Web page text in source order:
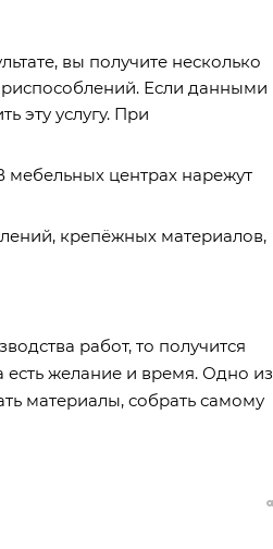
вы получите несколько
Если данными
эту услугу. При
мебельных центрах нарежут
крепёжных материалов,
работ, то получится
желание и время. Одно из
материалы, собрать самому